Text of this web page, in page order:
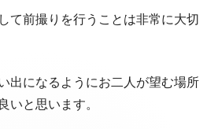
て前撮りを行うことは非常に大切
出になるようにお二人が望む場所
いと思います。